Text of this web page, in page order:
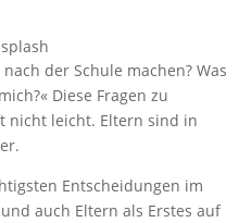
der Schule machen? Was
Diese Fragen zu
nicht leicht. Eltern sind in
Entscheidungen im
auch Eltern als Erstes auf